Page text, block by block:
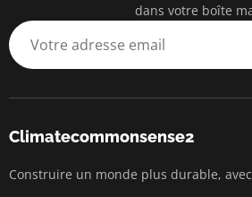
dans votre boîte
Climatecommonsense2
Construire un monde plus durable,